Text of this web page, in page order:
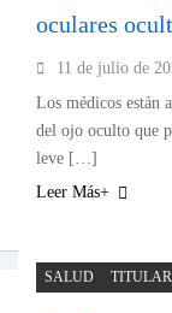
oculares
11 de julio de
Los médicos están
del ojo oculto que
leve […]
Leer Más+
SALUD